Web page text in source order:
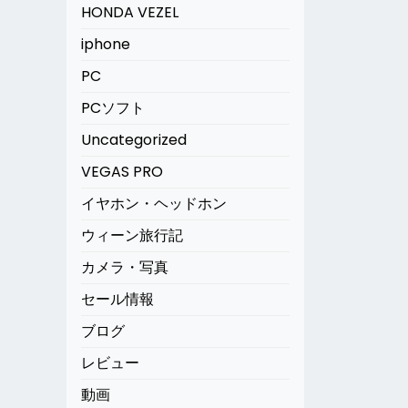
HONDA VEZEL
iphone
PC
PCソフト
Uncategorized
VEGAS PRO
イヤホン・ヘッドホン
ウィーン旅行記
カメラ・写真
セール情報
ブログ
レビュー
動画